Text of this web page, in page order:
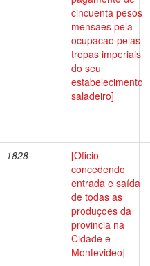
cincuenta pesos
mensaes pela
ocupacao pelas
tropas imperiais
do seu
estabelecimento
saladeiro]
1828
[Oficio
concedendo
entrada e saída
de todas as
produçoes da
provincia na
Cidade e
Montevideo]